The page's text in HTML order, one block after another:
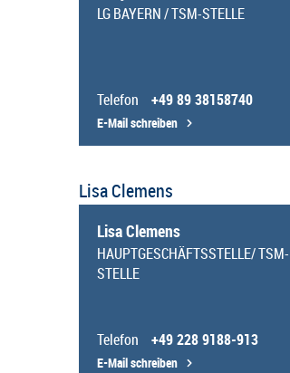
LG BAYERN / TSM-STELLE
Telefon +49 89 38158740
E-Mail schreiben
Lisa Clemens
Lisa Clemens
HAUPTGESCHÄFTSSTELLE/ TSM-
STELLE
Telefon +49 228 9188-913
E-Mail schreiben